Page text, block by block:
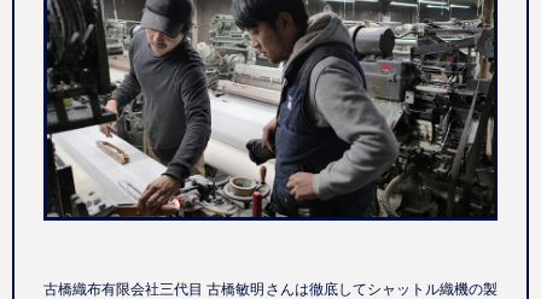
古橋織布有限会社三代目 古橋敏明さんは徹底してシャットル織機の製